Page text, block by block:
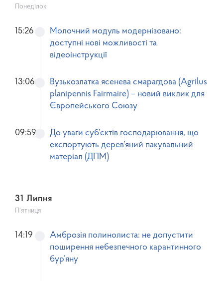
Понеділок
Молочний модуль модернізовано:
доступні нові можливості та
відеоінструкції
15:26
Вузькозлатка ясенева смарагдова (Agrilus
planipennis Fairmaire) – новий виклик для
Європейського Союзу
13:06
До уваги суб’єктів господарювання, що
експортують дерев’яний пакувальний
матеріал (ДПМ)
09:59
31 Липня
П’ятниця
Амброзія полинолиста: не допустити
поширення небезпечного карантинного
бур’яну
14:19